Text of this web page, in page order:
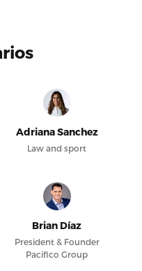
Adriana Sanchez
Law and sport
Brian Díaz
President & Founder
Pacifico Group